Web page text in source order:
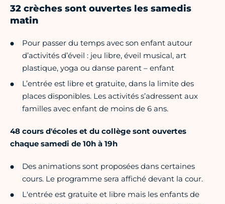
32 crèches sont ouvertes les samedis
matin
Pour passer du temps avec son enfant autour
d’activités d’éveil : jeu libre, éveil musical, art
plastique, yoga ou danse parent – enfant
L’entrée est libre et gratuite, dans la limite des
places disponibles. Les activités s’adressent aux
familles avec enfant de moins de 6 ans.
48 cours d'écoles et du collège sont ouvertes
chaque samedi de 10h à 19h
Des animations sont proposées dans certaines
cours. Le programme sera affiché devant la cour.
L'entrée est gratuite et libre mais les enfants de